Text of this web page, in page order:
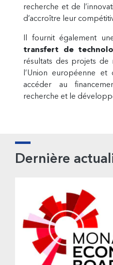
recherche et de
d’accroître leur
Il fournit également
transfert de
résultats des projets de
l’Union européenne
accéder au
recherche et le
Barre
latérale
Dernière